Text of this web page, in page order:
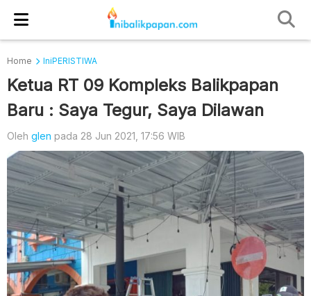
Home IniPERISTIWA
Ketua RT 09 Kompleks Balikpapan
Baru : Saya Tegur, Saya Dilawan
Oleh glen pada 28 Jun 2021, 17:56 WIB